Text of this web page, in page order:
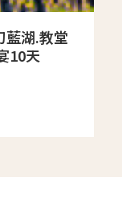
藍湖.教堂
10天